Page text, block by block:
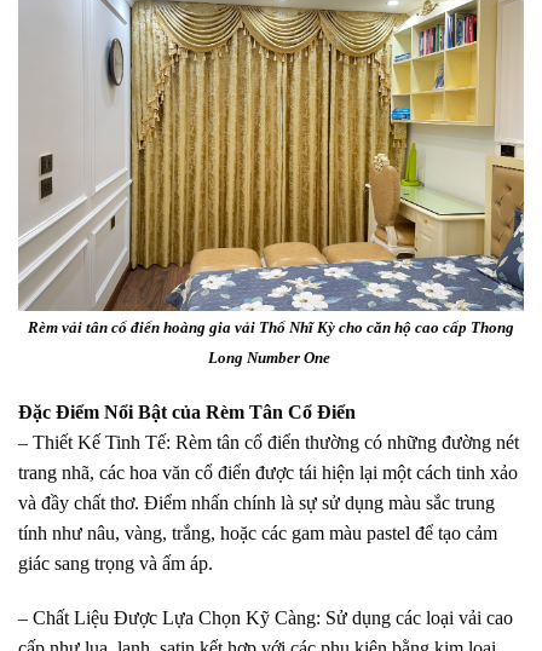
Rèm vải tân cổ điển hoàng gia vải Thổ Nhĩ Kỳ cho căn hộ cao cấp Thong
Long Number One
Đặc Điểm Nổi Bật của Rèm Tân Cổ Điển
– Thiết Kế Tinh Tế: Rèm tân cổ điển thường có những đường nét
trang nhã, các hoa văn cổ điển được tái hiện lại một cách tinh xảo
và đầy chất thơ. Điểm nhấn chính là sự sử dụng màu sắc trung
tính như nâu, vàng, trắng, hoặc các gam màu pastel để tạo cảm
giác sang trọng và ấm áp.
– Chất Liệu Được Lựa Chọn Kỹ Càng: Sử dụng các loại vải cao